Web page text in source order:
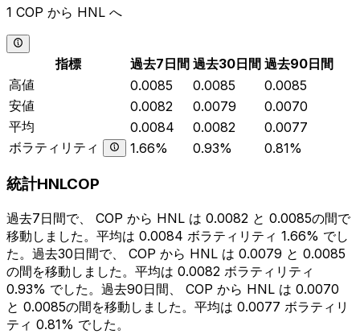
1 COP から HNL へ
指標 過去7日間 過去30日間 過去90日間
高値
0.0085 0.0085
0.0085
安値
0.0082 0.0079
0.0070
平均
0.0084 0.0082
0.0077
ボラティリティ
1.66% 0.93% 0.81%
統計HNLCOP
過去7日間で、 COP から HNL は 0.0082 と 0.0085の間で
移動しました。平均は 0.0084 ボラティリティ 1.66% でし
た。過去30日間で、 COP から HNL は 0.0079 と 0.0085
の間を移動しました。平均は 0.0082 ボラティリティ
0.93% でした。過去90日間、 COP から HNL は 0.0070
と 0.0085の間を移動しました。平均は 0.0077 ボラティリ
ティ 0.81% でした。